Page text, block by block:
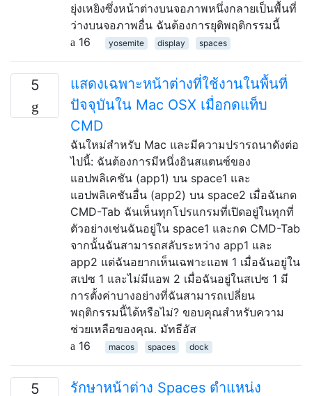
ยุ่งเหยิงซึ่งหน้าต่างบนจอภาพหนึ่งกลายเป็นพื้นที่
ว่างบนจอภาพอื่น ฉันต้องการยุติพฤติกรรมนี้
16
yosemite display spaces
5
แสดงเฉพาะหน้าต่างที่ใช้งานในพื้นที่
ปัจจุบันใน Mac OSX เมื่อกดแท็บ
CMD
ฉันใหม่สำหรับ Mac และมีความปรารถนาดังต่อ
ไปนี้: ฉันต้องการมีหนึ่งอินสแตนซ์ของ
แอปพลิเคชัน (app1) บน space1 และ
แอปพลิเคชันอื่น (app2) บน space2 เมื่อฉันกด
CMD-Tab ฉันเห็นทุกโปรแกรมที่เปิดอยู่ในทุกที่
ตัวอย่างเช่นฉันอยู่ใน space1 และกด CMD-Tab
จากนั้นฉันสามารถสลับระหว่าง app1 และ
app2 แต่ฉันอยากเห็นเฉพาะแอพ 1 เมื่อฉันอยู่ใน
สเปซ 1 และไม่มีแอพ 2 เมื่อฉันอยู่ในสเปซ 1 มี
การตั้งค่าบางอย่างที่ฉันสามารถเปลี่ยน
พฤติกรรมนี้ได้หรือไม่? ขอบคุณสำหรับความ
ช่วยเหลือของคุณ. มัทธีอัส
16
macos spaces dock
5
รักษาหน้าต่าง Spaces ตำแหน่ง